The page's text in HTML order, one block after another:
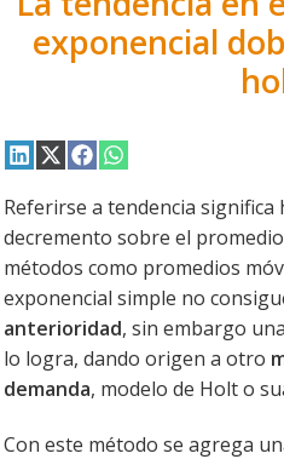
exponencial
Compartir
LinkedIn
Compartir
X
(Twitter)
Compartir
Facebook
Compartir
WhatsApp
Referirse a tendencia
decremento sobre el
métodos como promedios
exponencial simple no
anterioridad, sin embargo
lo logra, dando origen a otro
demanda, modelo de Holt o
Con este método se agrega